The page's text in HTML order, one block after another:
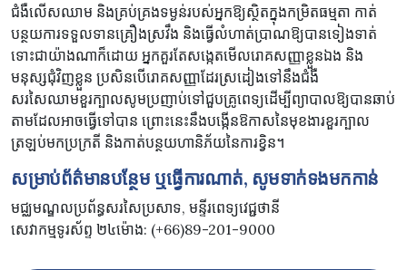
ជំងឺលើសឈាម និងគ្រប់គ្រងទម្ងន់របស់អ្នកឱ្យស្ថិតក្នុងកម្រិតធម្មតា កាត់
បន្ថយការទទួលទានគ្រឿងស្រវឹង និងធ្វើលំហាត់ប្រាណឱ្យបានទៀងទាត់
ទោះជាយ៉ាងណាក៏ដោយ អ្នកគួរតែសង្កេតមើលរោគសញ្ញាខ្លួនឯង និង
មនុស្សជុំវិញខ្លួន ប្រសិនបើរោគសញ្ញាដែរស្រដៀងទៅនឹងជំងឺ
សរសៃឈាមខួរក្បាលសូមប្រញាប់ទៅជួបគ្រូពេទ្យដើម្បីព្យាបាលឱ្យបានឆាប់
តាមដែលអាចធ្វើទៅបាន ព្រោះនេះនឹងបង្កើនឱកាសនៃមុខងារខួរក្បាល
ត្រឡប់មកប្រក្រតី និងកាត់បន្ថយហានិភ័យនៃការខ្វិន។
សម្រាប់ព័ត៌មានបន្ថែម ឬធ្វើការណាត់, សូមទាក់ទងមកកាន់
មជ្ឈមណ្ឌលប្រព័ន្ធសរសៃប្រសាទ, មន្ទីរពេទ្យវេជ្ជថានី
សេវាកម្មទូរស័ព្ទ ២៤ម៉ោង: (+66)89-201-9000